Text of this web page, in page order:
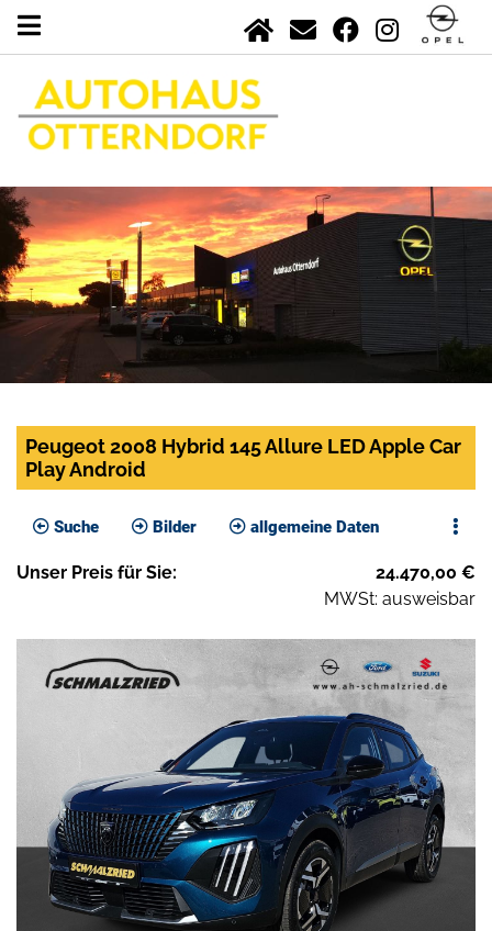
Peugeot 2008 Hybrid 145 Allure LED Apple Car
Play Android
Suche Bilder allgemeine Daten
Unser Preis für Sie: 24.470,00 €
MWSt: ausweisbar